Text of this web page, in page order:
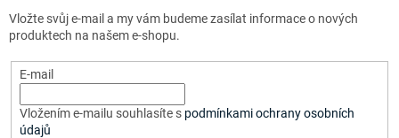
Vložte svůj e-mail a my vám budeme zasílat informace o nových
produktech na našem e-shopu.
E-mail
Vložením e-mailu souhlasíte s podmínkami ochrany osobních
údajů